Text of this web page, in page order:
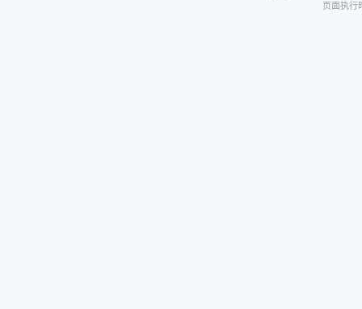
页面执行